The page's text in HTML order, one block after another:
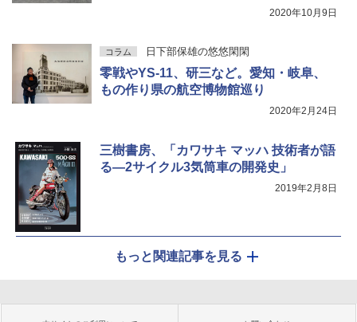
2020年10月9日
コラム 日下部保雄の悠悠閑閑
零戦やYS-11、研三など。愛知・岐阜、
もの作り県の航空博物館巡り
2020年2月24日
三樹書房、「カワサキ マッハ 技術者が語
る―2サイクル3気筒車の開発史」
2019年2月8日
もっと関連記事を見る